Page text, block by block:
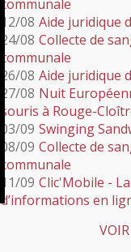
communale
12/08 Aide juridique
24/08 Collecte de
communale
26/08 Aide juridique
27/08 Nuit
souris à Rouge-
03/09 Swinging
08/09 Collecte de
communale
11/09 Clic'Mobile -
d’informations en